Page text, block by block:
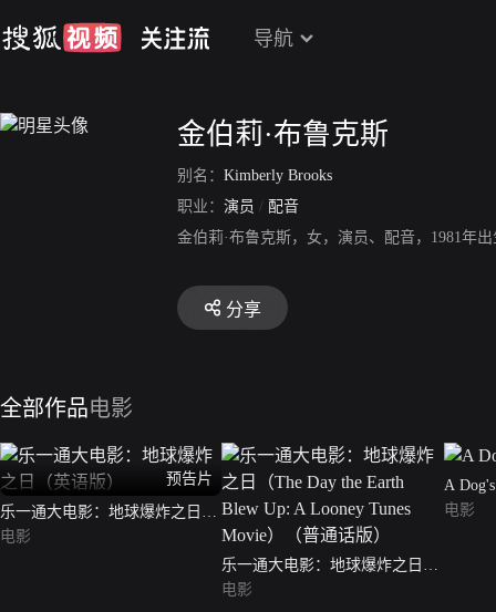
导航
金伯莉·布鲁克斯
别名： Kimberly Brooks
职业： 演员 / 配音
金伯莉·布鲁克斯，女，演员、配音，1981年
分享
全部作品电影
预告片
乐一通大电影：地球爆炸之日
（英语版）
电影
乐一通大电影：地球爆炸之日
（The Day the Earth Blew Up: A
电影
A
电影